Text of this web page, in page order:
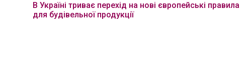
В Україні триває перехід на нові європейські правила
для будівельної продукції